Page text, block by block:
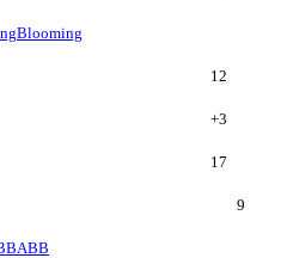
Blooming
12
+3
17
9
ABB